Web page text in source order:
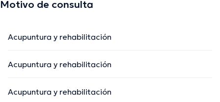
Motivo de consulta
Acupuntura y rehabilitación
Acupuntura y rehabilitación
Acupuntura y rehabilitación